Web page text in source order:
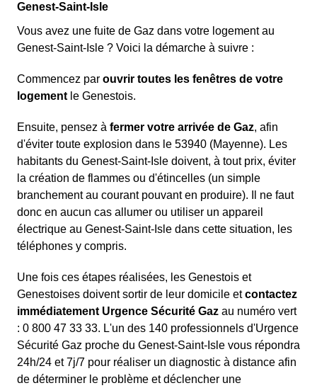
Genest-Saint-Isle
Vous avez une fuite de Gaz dans votre logement au
Genest-Saint-Isle ? Voici la démarche à suivre :
Commencez par ouvrir toutes les fenêtres de votre
logement le Genestois.
Ensuite, pensez à fermer votre arrivée de Gaz, afin
d'éviter toute explosion dans le 53940 (Mayenne). Les
habitants du Genest-Saint-Isle doivent, à tout prix, éviter
la création de flammes ou d'étincelles (un simple
branchement au courant pouvant en produire). Il ne faut
donc en aucun cas allumer ou utiliser un appareil
électrique au Genest-Saint-Isle dans cette situation, les
téléphones y compris.
Une fois ces étapes réalisées, les Genestois et
Genestoises doivent sortir de leur domicile etcontactez
immédiatement Urgence Sécurité Gaz au numéro vert
: 0 800 47 33 33. L'un des 140 professionnels d'Urgence
Sécurité Gaz proche du Genest-Saint-Isle vous répondra
24h/24 et 7j/7 pour réaliser un diagnostic à distance afin
de déterminer le problème et déclencher une